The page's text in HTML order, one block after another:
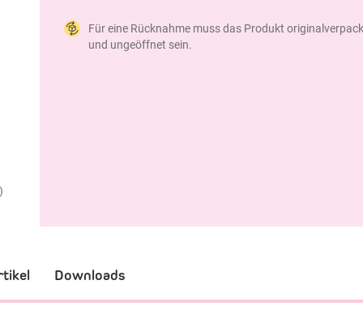
Für eine Rücknahme muss das Produkt
und ungeöffnet sein.
Downloads